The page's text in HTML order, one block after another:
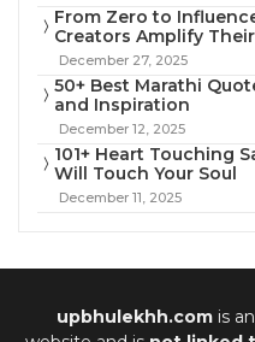
From Zero to
Creators Amplify
December 27, 2025
50+ Best Marathi
and Inspiration
December 12, 2025
101+ Heart Touching
Will Touch Your Soul
December 11, 2025
upbhulekhh.comis